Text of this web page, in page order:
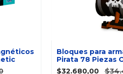
Bloques para
Pirata 78 Piezas
$32.680,00